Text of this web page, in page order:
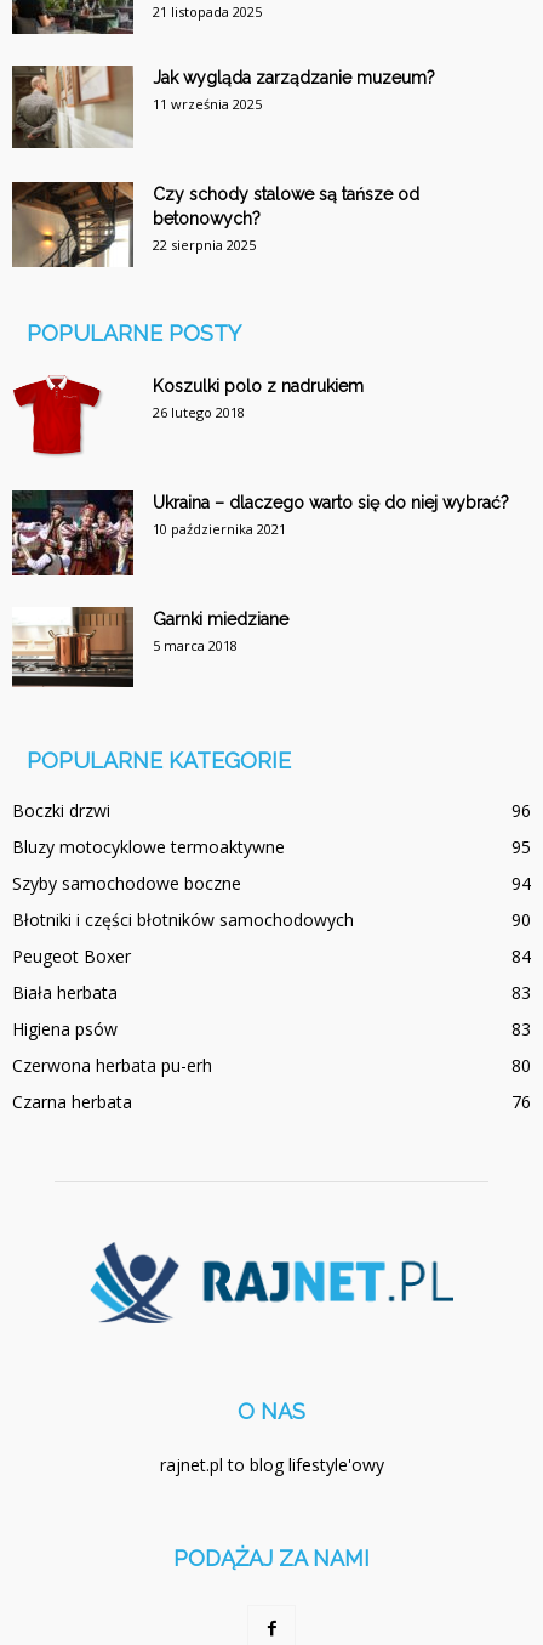
21 listopada 2025
Jak wygląda zarządzanie muzeum?
11 września 2025
Czy schody stalowe są tańsze od
betonowych?
22 sierpnia 2025
POPULARNE POSTY
Koszulki polo z nadrukiem
26 lutego 2018
Ukraina – dlaczego warto się do niej wybrać?
10 października 2021
Garnki miedziane
5 marca 2018
POPULARNE KATEGORIE
Boczki drzwi
96
Bluzy motocyklowe termoaktywne
95
Szyby samochodowe boczne
94
Błotniki i części błotników samochodowych
90
Peugeot Boxer
84
Biała herbata
83
Higiena psów
83
Czerwona herbata pu-erh
80
Czarna herbata
76
O NAS
rajnet.pl to blog lifestyle'owy
PODĄŻAJ ZA NAMI